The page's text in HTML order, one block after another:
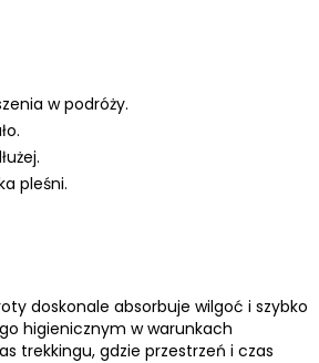
w podróży.
pleśni.
doskonale absorbuje wilgoć i szybko
higienicznym w warunkach
trekkingu, gdzie przestrzeń i czas